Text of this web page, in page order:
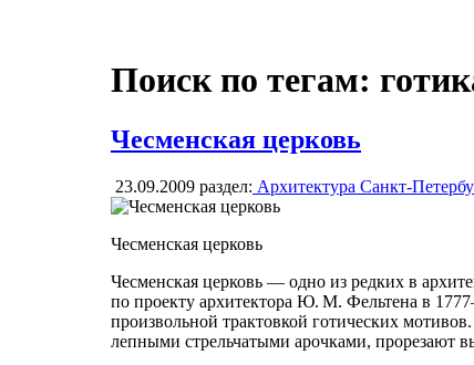
Поиск по тегам:
Чесменская церковь
23.09.2009 раздел: Архитектура Санкт-
Чесменская церковь
Чесменская церковь — одно из редких в
по проекту архитектора Ю. М. Фельтена в
произвольной трактовкой готических
лепными стрельчатыми арочками, прорезают